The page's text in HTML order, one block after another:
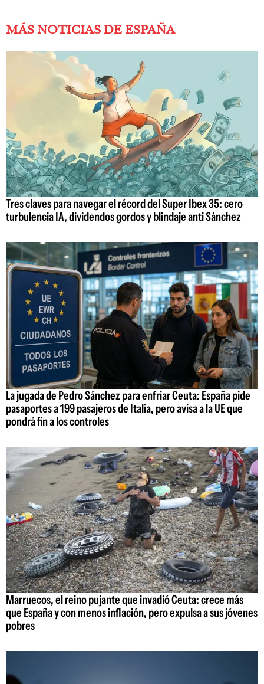
MÁS NOTICIAS DE ESPAÑA
Tres claves para navegar el récord del Super Ibex 35: cero
turbulencia IA, dividendos gordos y blindaje anti Sánchez
La jugada de Pedro Sánchez para enfriar Ceuta: España pide
pasaportes a 199 pasajeros de Italia, pero avisa a la UE que
pondrá fin a los controles
Marruecos, el reino pujante que invadió Ceuta: crece más
que España y con menos inflación, pero expulsa a sus jóvenes
pobres